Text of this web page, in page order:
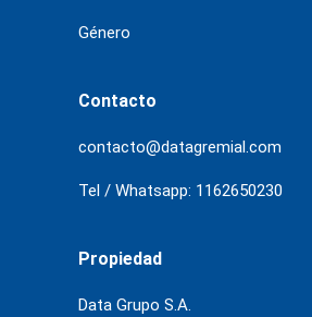
Género
Contacto
contacto@datagremial.com
Tel / Whatsapp: 1162650230
Propiedad
Data Grupo S.A.